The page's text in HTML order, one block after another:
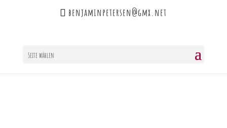
benjaminpetersen@gmx.net
Seite wählen